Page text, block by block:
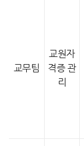
교무팀
교원자
격증 관
리